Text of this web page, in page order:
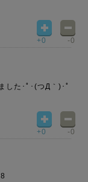
+0 -0
した･ﾟ･(つД｀)･ﾟ
+0 -0